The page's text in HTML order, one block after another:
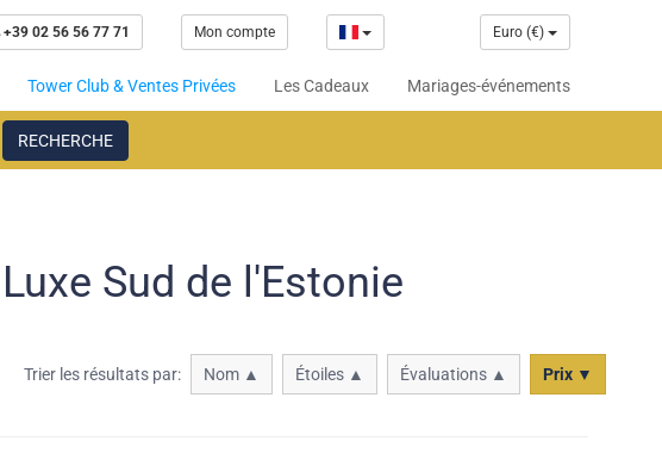
+39 02 56 56 77 71 Mon compte Euro (€)
Tower Club & Ventes Privées Les Cadeaux Mariages-événements
RECHERCHE
Sud de l'Estonie
Trier les résultats par: Nom ▲ Étoiles ▲ Évaluations ▲ Prix ▼